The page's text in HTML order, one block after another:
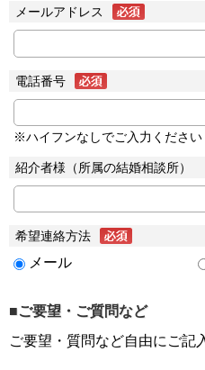
メールアドレス
電話番号
※ハイフンなしでご入力ください
紹介者様（所属の結婚相談所）
希望連絡方法
メール
■ご要望・ご質問など
ご要望・質問など自由にご記